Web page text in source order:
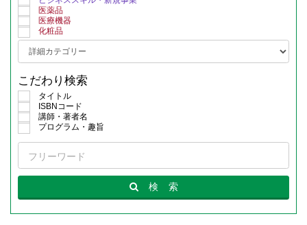
医薬品
医療機器
化粧品
こだわり検索
タイトル
ISBNコード
講師・著者名
プログラム・趣旨
検 索